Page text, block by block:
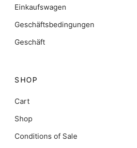
Einkaufswagen
Geschäftsbedingungen
Geschäft
SHOP
Cart
Shop
Conditions of Sale